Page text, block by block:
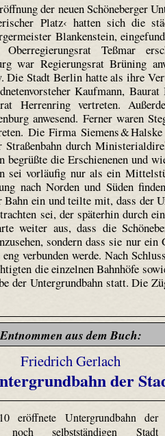
der neuen Schöneberger
Platz‹ hatten sich die
Blankenstein,
Teßmar
war Regierungsrat Brüning
Stadt Berlin hatte als ihre
Kaufmann,
Herrenring vertreten.
anwesend. Ferner waren
Die Firma Siemens &
durch
die Erschienenen und
sei vorläufig nur als ein
nach Norden und Süden
ein und teilte mit, dass der
sei, der späterhin durch
weiter aus, dass die
sondern dass sie nur
verbunden werde. Nach
die einzelnen Bahnhöfe
der Untergrundbahn statt. Die
Entnommen aus dem Buch:
Friedrich Gerlach
der
eröffnete Untergrundbahn der
noch selbstständigen Stadt